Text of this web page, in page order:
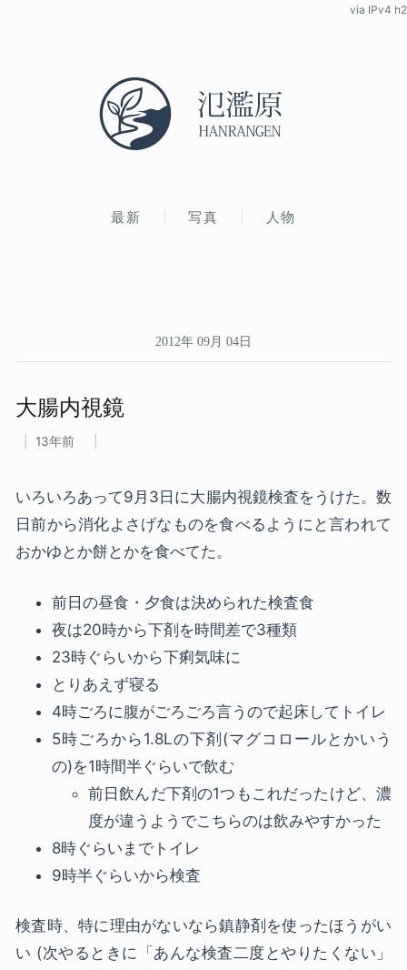
最新 写真 人物
via IPv4 h2
2012年 09月 04日
大腸内視鏡
13年前
いろいろあって9月3日に大腸内視鏡検査をうけた。数
日前から消化よさげなものを食べるようにと言われて
おかゆとか餅とかを食べてた。
前日の昼食・夕食は決められた検査食
夜は20時から下剤を時間差で3種類
23時ぐらいから下痢気味に
とりあえず寝る
4時ごろに腹がごろごろ言うので起床してトイレ
5時ごろから1.8Lの下剤(マグコロールとかいう
の)を1時間半ぐらいで飲む
前日飲んだ下剤の1つもこれだったけど、濃
度が違うようでこちらのは飲みやすかった
8時ぐらいまでトイレ
9時半ぐらいから検査
検査時、特に理由がないなら鎮静剤を使ったほうがい
い (次やるときに「あんな検査二度とやりたくない」